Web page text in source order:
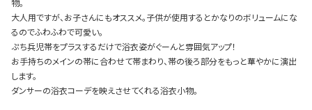
大人用ですが、お子さんにもオススメ。子供が使用するとかなりのボリュームにな
るのでふわふわで可愛い。
ぷち兵児帯をプラスするだけで浴衣姿がぐーんと雰囲気アップ！
お手持ちのメインの帯に合わせて帯まわり、帯の後ろ部分をもっと華やかに演出
します。
ダンサーの浴衣コーデを映えさせてくれる浴衣小物。